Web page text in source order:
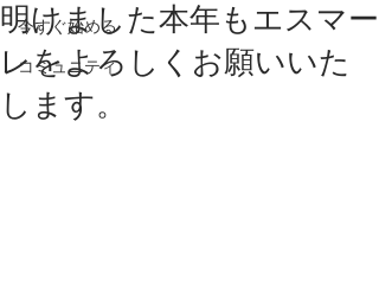
今すぐ始める
コミュニティ
明けました本年もエスマー
レをよろしくお願いいた
します。